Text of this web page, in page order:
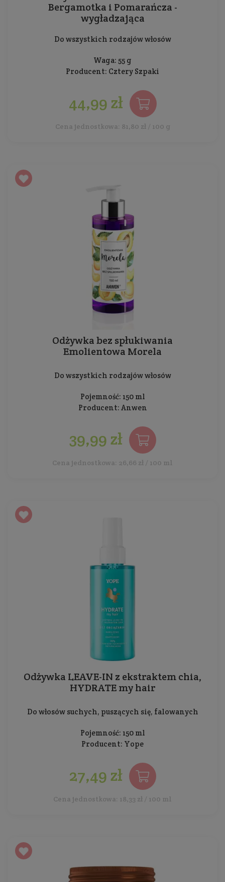
Bergamotka i Pomarańcza -
wygładzająca
Do wszystkich rodzajów włosów
Waga: 55 g
Producent: Cztery Szpaki
44,99 zł
Cena jednostkowa: 81,80 zł / 100 g
Odżywka bez spłukiwania
Emolientowa Morela
Do wszystkich rodzajów włosów
Pojemność: 150 ml
Producent: Anwen
39,99 zł
Cena jednostkowa: 26,66 zł / 100 ml
Odżywka LEAVE-IN z ekstraktem chia,
HYDRATE my hair
Do włosów suchych, puszących się, falowanych
Pojemność: 150 ml
Producent: Yope
27,49 zł
Cena jednostkowa: 18,33 zł / 100 ml